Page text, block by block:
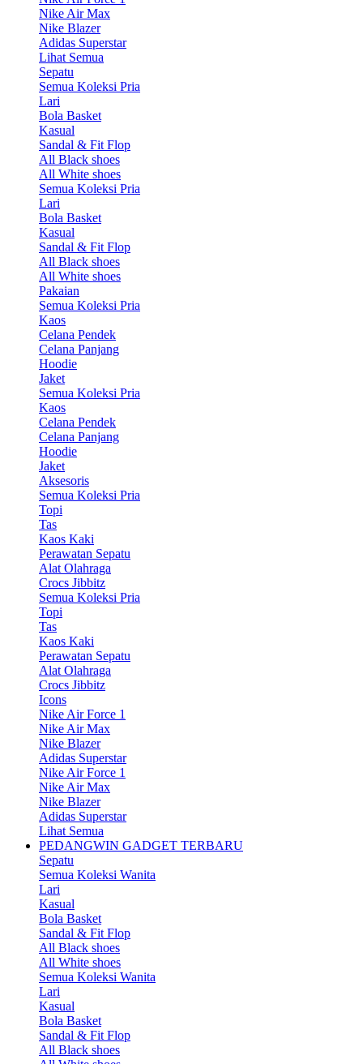
Nike Air Max
Nike Blazer
Adidas Superstar
Lihat Semua
Sepatu
Semua Koleksi Pria
Lari
Bola Basket
Kasual
Sandal & Fit Flop
All Black shoes
All White shoes
Semua Koleksi Pria
Lari
Bola Basket
Kasual
Sandal & Fit Flop
All Black shoes
All White shoes
Pakaian
Semua Koleksi Pria
Kaos
Celana Pendek
Celana Panjang
Hoodie
Jaket
Semua Koleksi Pria
Kaos
Celana Pendek
Celana Panjang
Hoodie
Jaket
Aksesoris
Semua Koleksi Pria
Topi
Tas
Kaos Kaki
Perawatan Sepatu
Alat Olahraga
Crocs Jibbitz
Semua Koleksi Pria
Topi
Tas
Kaos Kaki
Perawatan Sepatu
Alat Olahraga
Crocs Jibbitz
Icons
Nike Air Force 1
Nike Air Max
Nike Blazer
Adidas Superstar
Nike Air Force 1
Nike Air Max
Nike Blazer
Adidas Superstar
Lihat Semua
PEDANGWIN GADGET TERBARU
Sepatu
Semua Koleksi Wanita
Lari
Kasual
Bola Basket
Sandal & Fit Flop
All Black shoes
All White shoes
Semua Koleksi Wanita
Lari
Kasual
Bola Basket
Sandal & Fit Flop
All Black shoes